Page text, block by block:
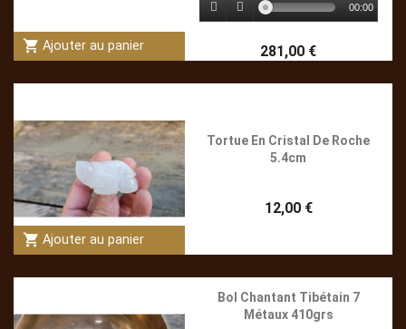
shopping_cart Ajouter au panier
00:00
281,00 €
shopping_cart Ajouter au panier
Tortue En Cristal De Roche
5.4cm
12,00 €
Bol Chantant Tibétain 7
Métaux 410grs